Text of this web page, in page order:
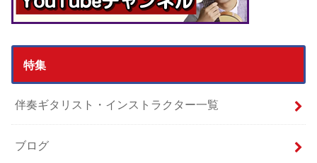
特集
伴奏ギタリスト・インストラクター一覧
ブログ